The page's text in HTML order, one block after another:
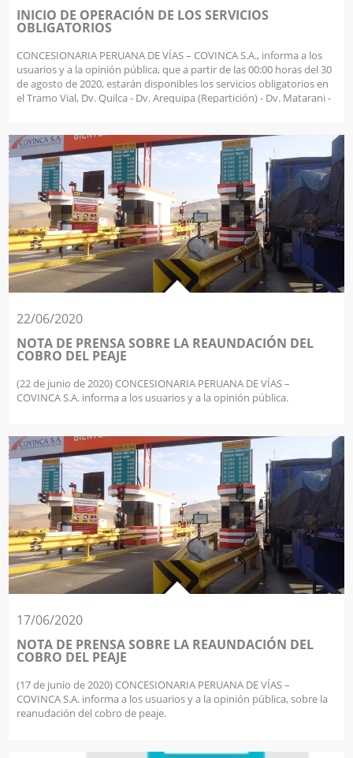
INICIO DE OPERACIÓN DE LOS SERVICIOS
OBLIGATORIOS
CONCESIONARIA PERUANA DE VÍAS – COVINCA S.A., informa a los
usuarios y a la opinión pública, que a partir de las 00:00 horas del 30
de agosto de 2020, estarán disponibles los servicios obligatorios en
el Tramo Vial, Dv. Quilca - Dv. Arequipa (Repartición) - Dv. Matarani -
22/06/2020
NOTA DE PRENSA SOBRE LA REAUNDACIÓN DEL
COBRO DEL PEAJE
(22 de junio de 2020) CONCESIONARIA PERUANA DE VÍAS –
COVINCA S.A. informa a los usuarios y a la opinión pública.
17/06/2020
NOTA DE PRENSA SOBRE LA REAUNDACIÓN DEL
COBRO DEL PEAJE
(17 de junio de 2020) CONCESIONARIA PERUANA DE VÍAS –
COVINCA S.A. informa a los usuarios y a la opinión pública, sobre la
reanudación del cobro de peaje.